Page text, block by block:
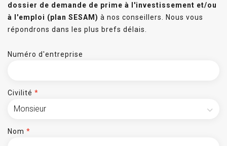
dossier de demande de prime à l'investissement et/ou
à l'emploi (plan SESAM) à nos conseillers. Nous vous
répondrons dans les plus brefs délais.
Numéro d'entreprise
Civilité *
Nom *